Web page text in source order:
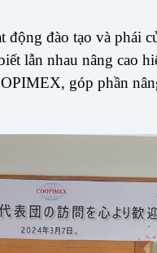
động đào tạo và phái
lẫn nhau nâng cao
góp phần